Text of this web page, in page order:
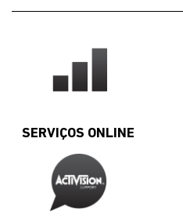
SERVIÇOS ONLINE